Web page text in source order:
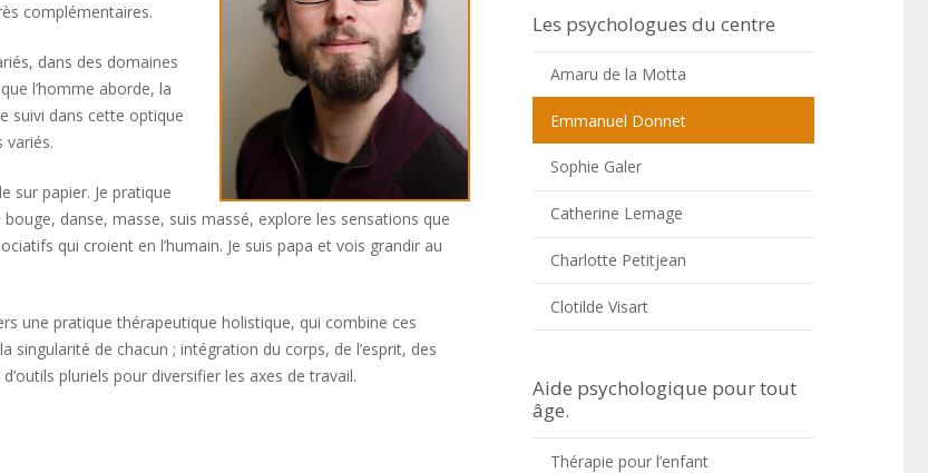
complémentaires.
dans des domaines
l’homme aborde, la
suivi dans cette optique
sur papier. Je pratique
danse, masse, suis massé, explore les sensations que
qui croient en l’humain. Je suis papa et vois grandir au
une pratique thérapeutique holistique, qui combine ces
singularité de chacun ; intégration du corps, de l’esprit, des
pluriels pour diversifier les axes de travail.
Les psychologues du centre
Amaru de la Motta
Emmanuel Donnet
Sophie Galer
Catherine Lemage
Charlotte Petitjean
Clotilde Visart
Aide psychologique pour tout
âge.
Thérapie pour l’enfant